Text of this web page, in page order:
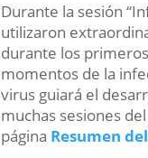
Durante la sesión
utilizaron
durante los
momentos de la
virus guiará el
muchas sesiones
página Resumen